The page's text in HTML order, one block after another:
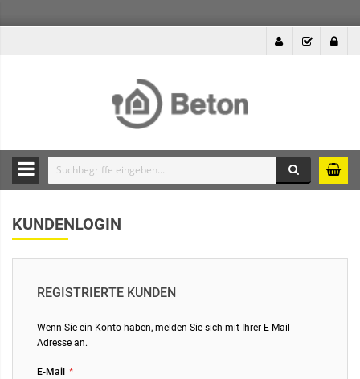
Durchsuche
Produkte
des
KUNDENLOGIN
REGISTRIERTE KUNDEN
Wenn Sie ein Konto haben, melden Sie sich mit Ihrer E-Mail-
Adresse an.
E-Mail